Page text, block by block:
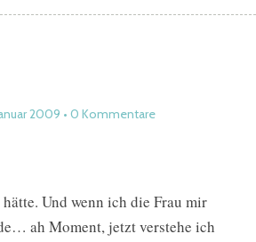
2009 0 Kommentare
Und wenn ich die Frau mir
ah Moment, jetzt verstehe ich